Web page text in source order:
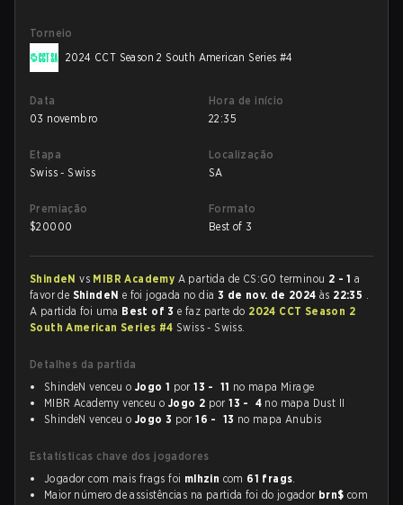
Torneio
2024 CCT Season 2 South American Series #4
Data
03 novembro
Hora de início
22:35
Etapa
Swiss - Swiss
Localização
SA
Premiação
$20000
Formato
Best of 3
ShindeNvs MIBR Academy A partida de CS:GO terminou 2 - 1 a
favor de ShindeN e foi jogada no dia 3 de nov. de 2024às 22:35 .
A partida foi uma Best of 3e faz parte do 2024 CCT Season 2
South American Series #4 Swiss - Swiss.
Detalhes da partida
ShindeN venceu o Jogo 1 por13 - 11 no mapa Mirage
MIBR Academy venceu o Jogo 2 por13 - 4 no mapa Dust II
ShindeN venceu o Jogo 3 por16 - 13 no mapa Anubis
Estatísticas chave dos jogadores
Jogador com mais frags foi mlhzin com 61 frags.
Maior número de assistências na partida foi do jogador brn$ com